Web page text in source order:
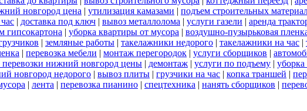
новгород цена | утилизация камазами | подъем строительных
| доставка под ключ | вывоз металлолома | услуги газели | аренда
гипсокартона | уборка квартиры от мусора | воздушно-пузырьковая
| земляные работы | такелажники недорого | такелажники на час |
| перевозка мебели | монтаж перегородок | услуги сборщиков |
перевозки нижний новгород цены | демонтаж | услуги по подъему | уборка
новгород недорого | вывоз плиты | грузчики на час | копка траншей |
| лента | перевозка пианино | спецтехника | нанять сборщиков |